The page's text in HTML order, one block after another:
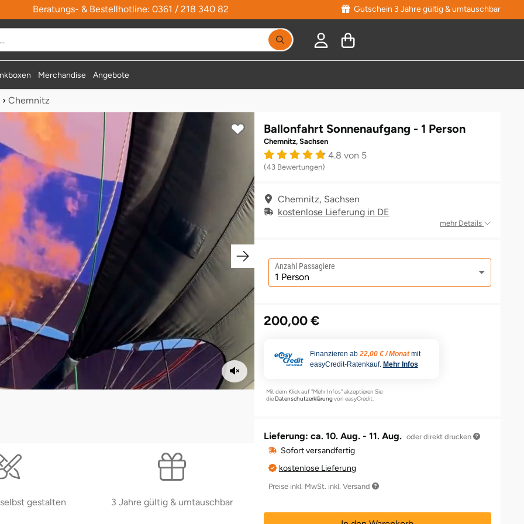
Beratungs- & Bestellhotline: 0361 / 218 340 82 Gutschein 3 Jahre gültig & umtauschbar
Merchandise Angebote
› Chemnitz
gestalten 3 Jahre gültig & umtauschbar
Ballonfahrt Sonnenaufgang - 1 Person
Chemnitz, Sachsen
4.8 von 5
(43 Bewertungen)
Chemnitz, Sachsen
kostenlose Lieferung in DE
mehr Details
Anzahl Passagiere
200,00 €
Finanzieren ab 22,00 € / Monat mit
easyCredit-Ratenkauf. Mehr Infos
Mit dem Klick auf "Mehr Infos" akzeptieren Sie
die Datenschutzerklärungvon easyCredit.
Lieferung: ca. 10. Aug. - 11. Aug. oder direkt drucken
Sofort versandfertig
kostenlose Lieferung
Preise inkl. MwSt. inkl. Versand